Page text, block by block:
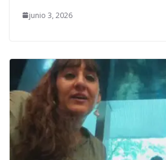
junio 3, 2026